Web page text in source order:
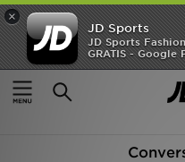
×
JD Sports
JD Sports
GRATIS - Google
Hjem
Converse Chuck 70
4 Produkter fundet
Hjem
Udsalg